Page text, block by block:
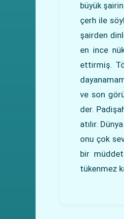
büyük
çerh ile
şairden
en ince
ettirmiş.
ve son
der.
atılır.
onu çok
bir
tükenmez